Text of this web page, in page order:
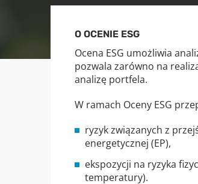
O OCENIE ESG
Ocena ESG umożliwia
pozwala zarówno na
analizę portfela.
W ramach Oceny ESG
ryzyk związanych z
energetycznej (EP),
ekspozycji na ryzyka
temperatury).